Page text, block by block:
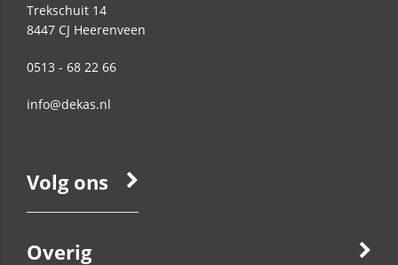
Trekschuit 14
8447 CJ Heerenveen
0513 - 68 22 66
info@dekas.nl
Volg ons
Overig